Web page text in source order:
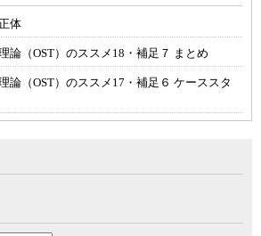
体
（OST）のススメ18・補足７ まとめ
（OST）のススメ17・補足６ ケーススタ